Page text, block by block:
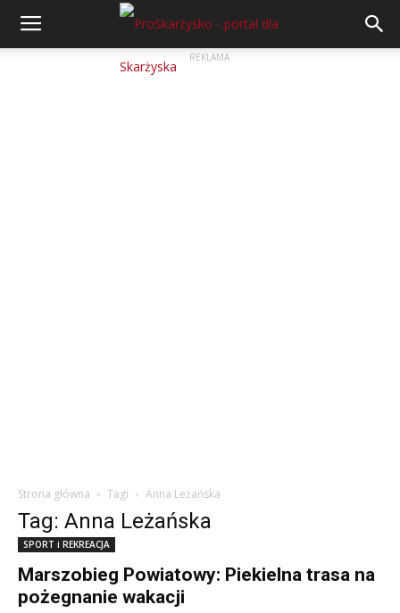
REKLAMA
Strona główna Tagi Anna Leżańska
Tag: Anna Leżańska
SPORT i REKREACJA
Marszobieg Powiatowy: Piekielna trasa na
pożegnanie wakacji